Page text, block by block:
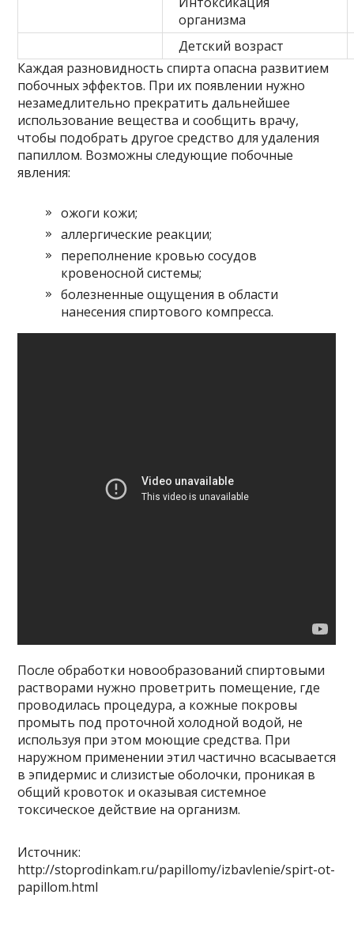
организма
Детский возраст
Каждая разновидность спирта опасна развитием
побочных эффектов. При их появлении нужно
незамедлительно прекратить дальнейшее
использование вещества и сообщить врачу,
чтобы подобрать другое средство для удаления
папиллом. Возможны следующие побочные
явления:
ожоги кожи;
аллергические реакции;
переполнение кровью сосудов
кровеносной системы;
болезненные ощущения в области
нанесения спиртового компресса.
После обработки новообразований спиртовыми
растворами нужно проветрить помещение, где
проводилась процедура, а кожные покровы
промыть под проточной холодной водой, не
используя при этом моющие средства. При
наружном применении этил частично всасывается
в эпидермис и слизистые оболочки, проникая в
общий кровоток и оказывая системное
токсическое действие на организм.
Источник:
http://stoprodinkam.ru/papillomy/izbavlenie/spirt-ot-
papillom.html